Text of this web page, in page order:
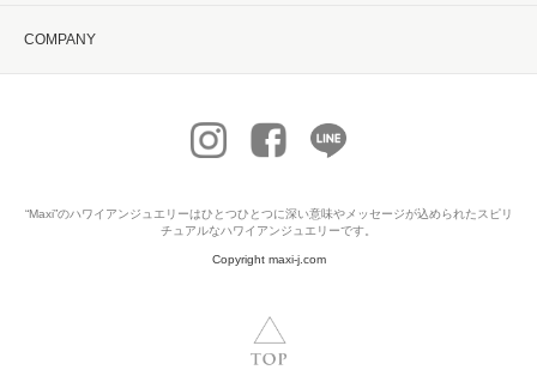
COMPANY
“Maxi”のハワイアンジュエリーはひとつひとつに深い意味やメッセージが込められたスピリ
チュアルなハワイアンジュエリーです。
Copyright maxi-j.com